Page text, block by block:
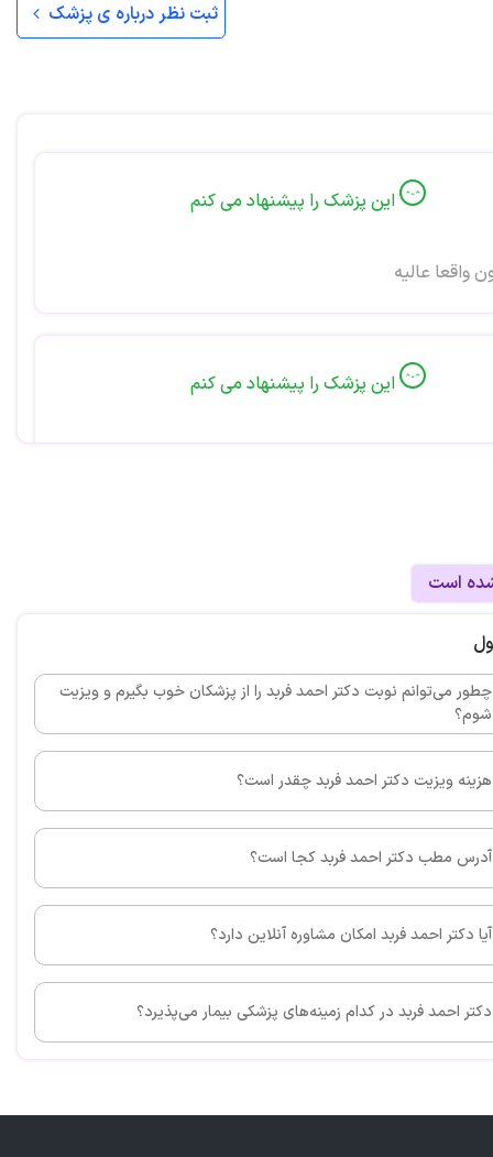
ثبت نظر درباره ی پزشک
این پزشک را پیشنهاد می کنم
واقعا عالیه
این پزشک را پیشنهاد می کنم
من بهترین پزشک متخصص داخلی در یزد هستن
است
چطور می‌توانم نوبت دکتر احمد فربد را از پزشکان خوب بگیرم و ویزیت
شوم؟
هزینه ویزیت دکتر احمد فربد چقدر است؟
آدرس مطب دکتر احمد فربد کجا است؟
آیا دکتر احمد فربد امکان مشاوره آنلاین دارد؟
دکتر احمد فربد در کدام زمینه‌های پزشکی بیمار می‌پذیرد؟